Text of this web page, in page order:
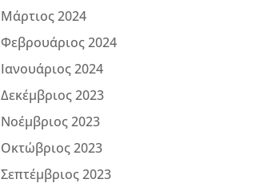
Μάρτιος 2024
Φεβρουάριος 2024
Ιανουάριος 2024
Δεκέμβριος 2023
Νοέμβριος 2023
Οκτώβριος 2023
Σεπτέμβριος 2023